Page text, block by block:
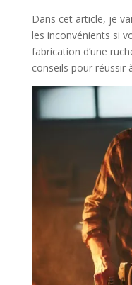
Dans cet article, je
les inconvénients si
fabrication d’une
conseils pour réussir